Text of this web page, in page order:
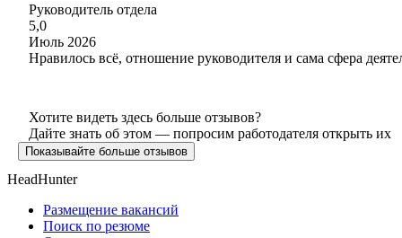
Руководитель отдела
5,0
Июль 2026
Нравилось всё, отношение руководителя и сама сфера
Хотите видеть здесь больше отзывов?
Дайте знать об этом — попросим работодателя открыть их
Показывайте больше отзывов
HeadHunter
Размещение вакансий
Поиск по резюме